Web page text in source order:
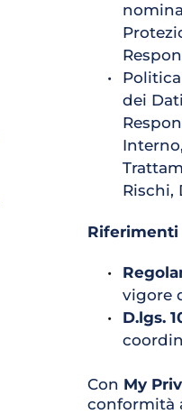
dei
Rischi,
vigore
D.lgs.
Con My
conformità